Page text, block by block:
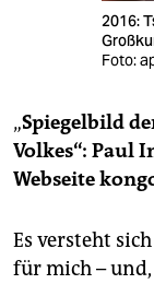
2016:
Foto:
„Spiegelbild
Volkes“: Paul
Webseite
Es versteht
für mich –